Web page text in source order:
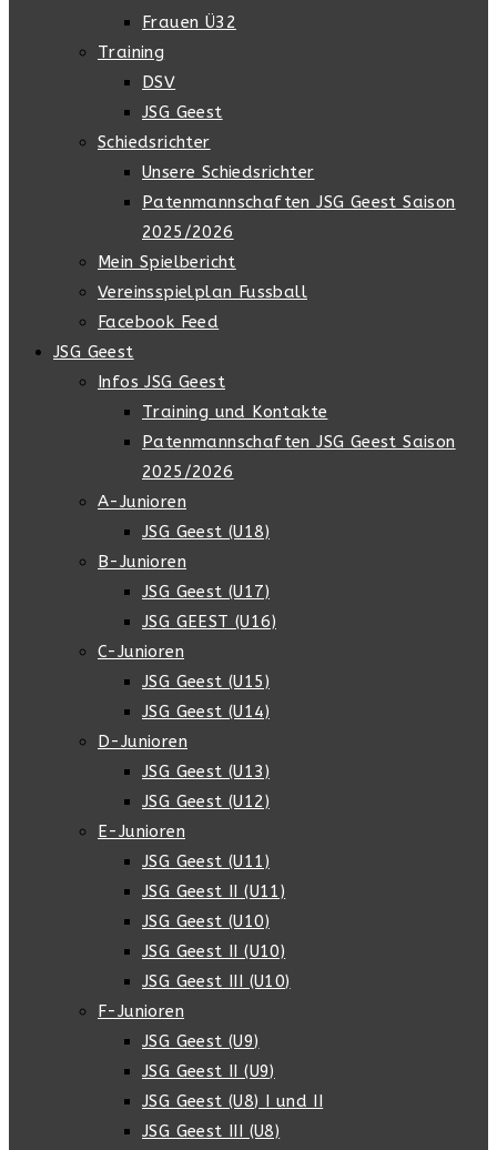
Frauen Ü32
Training
DSV
JSG Geest
Schiedsrichter
Unsere Schiedsrichter
Patenmannschaften JSG Geest Saison
2025/2026
Mein Spielbericht
Vereinsspielplan Fussball
Facebook Feed
JSG Geest
Infos JSG Geest
Training und Kontakte
Patenmannschaften JSG Geest Saison
2025/2026
A-Junioren
JSG Geest (U18)
B-Junioren
JSG Geest (U17)
JSG GEEST (U16)
C-Junioren
JSG Geest (U15)
JSG Geest (U14)
D-Junioren
JSG Geest (U13)
JSG Geest (U12)
E-Junioren
JSG Geest (U11)
JSG Geest II (U11)
JSG Geest (U10)
JSG Geest II (U10)
JSG Geest III (U10)
F-Junioren
JSG Geest (U9)
JSG Geest II (U9)
JSG Geest (U8) I und II
JSG Geest III (U8)